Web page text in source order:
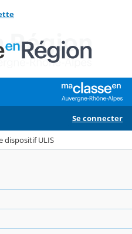
Se connecter
dispositif ULIS